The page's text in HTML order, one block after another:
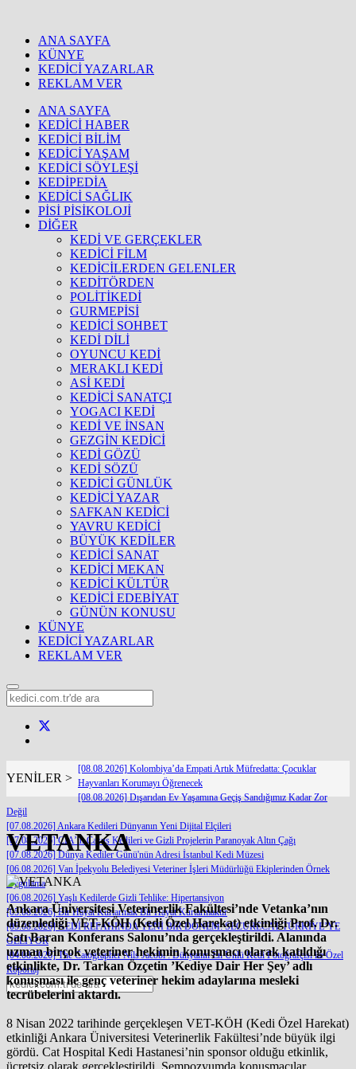
ANA SAYFA
KÜNYE
KEDİCİ YAZARLAR
REKLAM VER
ANA SAYFA
KEDİCİ HABER
KEDİCİ BİLİM
KEDİCİ YAŞAM
KEDİCİ SÖYLEŞİ
KEDİPEDİA
KEDİCİ SAĞLIK
PİSİ PİSİKOLOJİ
DİĞER
KEDİ VE GERÇEKLER
KEDİCİ FİLM
KEDİCİLERDEN GELENLER
KEDİTÖRDEN
POLİTİKEDİ
GURMEPİSİ
KEDİCİ SOHBET
KEDİ DİLİ
OYUNCU KEDİ
MERAKLI KEDİ
ASİ KEDİ
KEDİCİ SANATÇI
YOGACI KEDİ
KEDİ VE İNSAN
GEZGİN KEDİCİ
KEDİ GÖZÜ
KEDİ SÖZÜ
KEDİCİ GÜNLÜK
KEDİCİ YAZAR
SAFKAN KEDİCİ
YAVRU KEDİCİ
BÜYÜK KEDİLER
KEDİCİ SANAT
KEDİCİ MEKAN
KEDİCİ KÜLTÜR
KEDİCİ EDEBİYAT
GÜNÜN KONUSU
KÜNYE
KEDİCİ YAZARLAR
REKLAM VER
YENİLER >
[08.08.2026] Kolombiya’da Empati Artık Müfredatta: Çocuklar
Hayvanları Korumayı Öğrenecek
[08.08.2026] Dışarıdan Ev Yaşamına Geçiş Sandığımız Kadar Zor
Değil
[07.08.2026] Ankara Kedileri Dünyanın Yeni Dijital Elçileri
[07.08.2026] CIA’in Casus Kedileri ve Gizli Projelerin Paranoyak Altın Çağı
[07.08.2026] Dünya Kediler Günü'nün Adresi İstanbul Kedi Müzesi
[06.08.2026] Van İpekyolu Belediyesi Veteriner İşleri Müdürlüğü Ekiplerinden Örnek
Uygulama
[06.08.2026] Yaşlı Kedilerde Gizli Tehlike: Hipertansiyon
[05.08.2026] Bir Hayat Kurtarmak Bir Hayat Kurtarmaktır
[05.08.2026] KEDİ REFAHINDA YENİ BİR DÖNEM: SECURECAT TÜRKİYE’YE
GELİYOR
[04.08.2026] The Catographer Nils Jacobi : Dünyanın En Ünlü Kedi Fotoğrafçısı ile Özel
Röportaj
VETANKA
Ankara Üniversitesi Veterinerlik Fakültesi’nde Vetanka’nın
düzenlediği VET-KÖH (Kedi Özel Harekat) etkinliği Prof. Dr.
Satı Baran Konferans Salonu’nda gerçekleştirildi. Alanında
uzman birçok veteriner hekimin konuşmacı olarak katıldığı
etkinlikte, Dr. Tarkan Özçetin ’Kediye Dair Her Şey’ adlı
konuşması ile genç veteriner hekim adaylarına mesleki
tecrübelerini aktardı.
8 Nisan 2022 tarihinde gerçekleşen VET-KÖH (Kedi Özel Harekat)
etkinliği Ankara Üniversitesi Veterinerlik Fakültesi’nde büyük ilgi
gördü. Cat Hospital Kedi Hastanesi’nin sponsor olduğu etkinlik,
ücretsiz olarak gerçekleştirildi. Sempozyumda konuşmacılar